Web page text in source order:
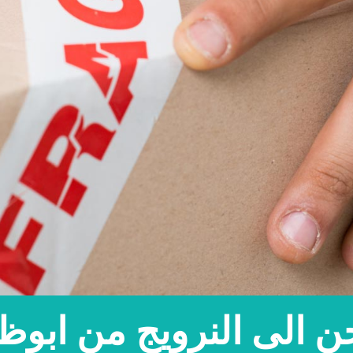
الى النرويج من